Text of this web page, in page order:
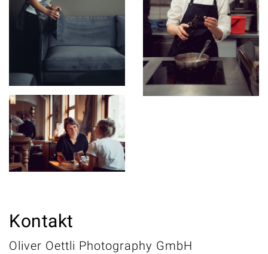
Kontakt
Oliver Oettli Photography GmbH